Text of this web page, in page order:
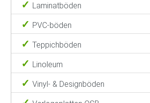
Laminatböden
PVC-böden
Teppichböden
Linoleum
Vinyl- & Designböden